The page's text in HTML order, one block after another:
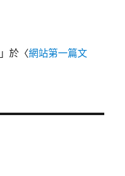
」於〈網站第一篇文